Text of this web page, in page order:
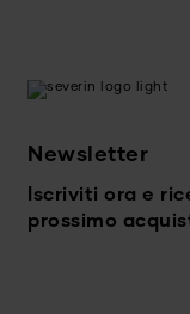
Newsletter
Iscriviti ora e
prossimo